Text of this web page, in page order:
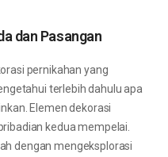
dan Pasangan
pernikahan yang
terlebih dahulu apa
Elemen dekorasi
kedua mempelai.
dengan mengeksplorasi